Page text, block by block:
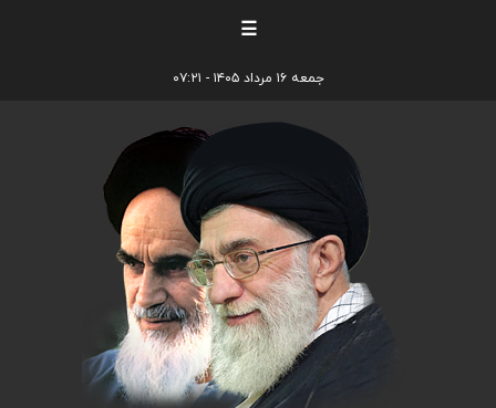
☰
جمعه ۱۶ مرداد ۱۴۰۵ - ۰۷:۲۱